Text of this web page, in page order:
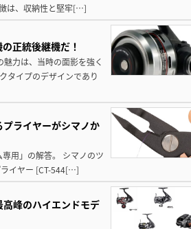
は、収納性と堅牢[…]
正統後継機だ！
力は、当時の面影を強く
タイプのデザインであり
プライヤーがシマノか
用」の解答。 シマノのツ
ライヤー [CT-544[…]
峰のハイエンドモデ